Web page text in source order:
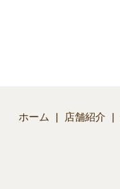
ホーム 店舗紹介